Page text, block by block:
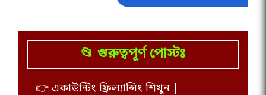
📂 গুরুত্বপূর্ণ পোস্টঃ
👉 একাউন্টিং ফ্রিল্যান্সিং শিখুন |